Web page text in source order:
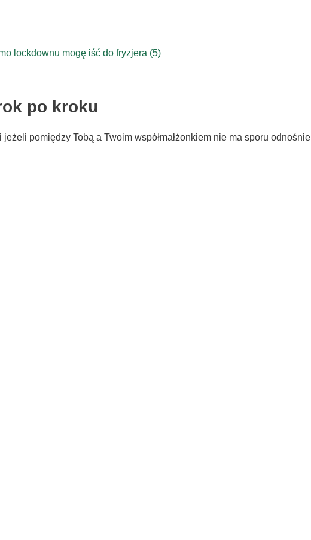
po kroku
pomiędzy Tobą a Twoim współmałżonkiem nie ma sporu odnośnie